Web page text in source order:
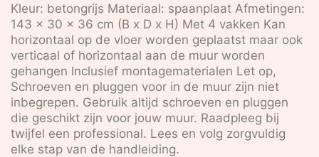
Kleur: betongrijs Materiaal: spaanplaat Afmetingen:
143 x 30 x 36 cm (B x D x H) Met 4 vakken Kan
horizontaal op de vloer worden geplaatst maar ook
verticaal of horizontaal aan de muur worden
gehangen Inclusief montagematerialen Let op,
Schroeven en pluggen voor in de muur zijn niet
inbegrepen. Gebruik altijd schroeven en pluggen
die geschikt zijn voor jouw muur. Raadpleeg bij
twijfel een professional. Lees en volg zorgvuldig
elke stap van de handleiding.